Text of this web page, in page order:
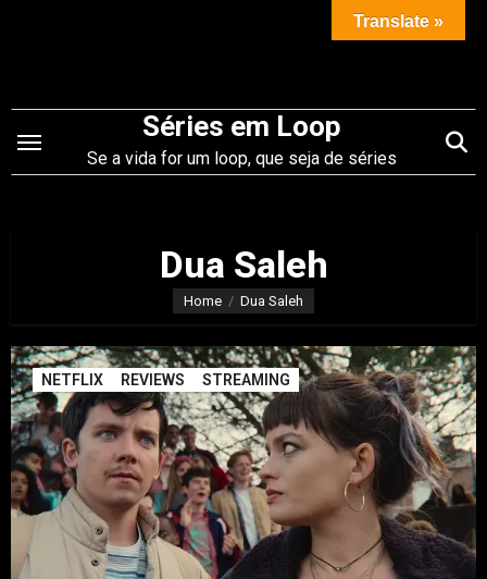
conteúdo
Séries em Loop
Se a vida for um loop, que seja de séries
Dua Saleh
Home Dua Saleh
NETFLIX REVIEWS STREAMING
Translate »